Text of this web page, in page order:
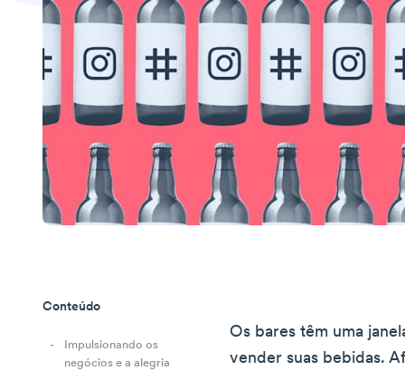
Conteúdo
Impulsionando os
negócios e a alegria
Os bares têm uma
vender suas bebidas.